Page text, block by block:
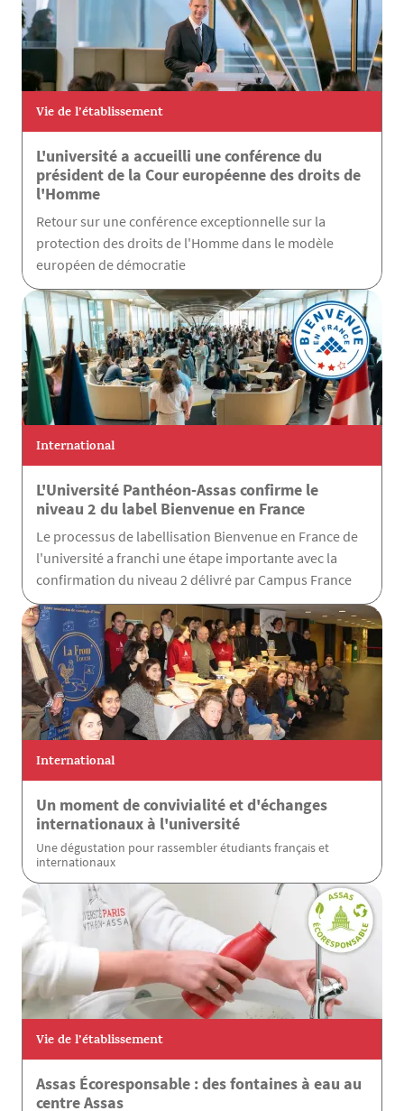
Vie de l’établissement
L'université a accueilli une conférence du
président de la Cour européenne des droits de
l'Homme
Retour sur une conférence exceptionnelle sur la
protection des droits de l'Homme dans le modèle
européen de démocratie
International
L'Université Panthéon-Assas confirme le
niveau 2 du label Bienvenue en France
Le processus de labellisation Bienvenue en France de
l'université a franchi une étape importante avec la
confirmation du niveau 2 délivré par Campus France
International
Un moment de convivialité et d'échanges
internationaux à l'université
Une dégustation pour rassembler étudiants français et
internationaux
Vie de l’établissement
Assas Écoresponsable : des fontaines à eau au
centre Assas